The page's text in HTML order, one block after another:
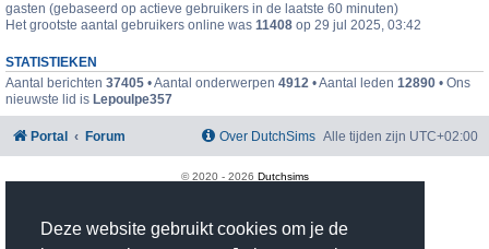
Deze website gebruikt cookies om je de
gasten (gebaseerd op actieve gebruikers in de laatste 60 minuten)
Het grootste aantal gebruikers online was 11408 op 29 jul 2025, 03:42
STATISTIEKEN
Aantal berichten 37405 • Aantal onderwerpen 4912 • Aantal leden 12890 • Ons
nieuwste lid is Lepoulpe357
Portal Forum Alle tijden zijn UTC+02:00
Over DutchSims
© 2020 - 2026 Dutchsims
phpBB Two Factor Authentication ©paul999